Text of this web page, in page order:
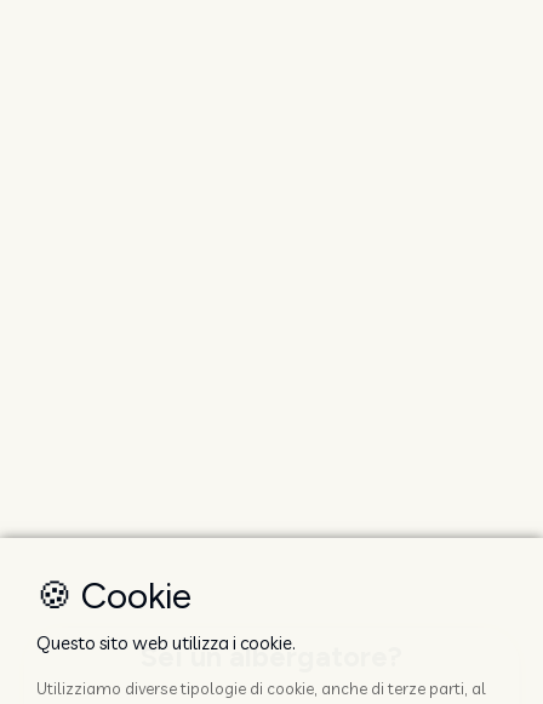
Sei un albergatore?
🍪 Cookie
Questo sito web utilizza i cookie.
Utilizziamo diverse tipologie di cookie, anche di terze parti, al